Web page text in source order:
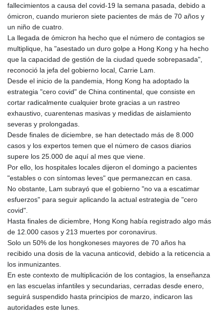
fallecimientos a causa del covid-19 la semana pasada, debido a
ómicron, cuando murieron siete pacientes de más de 70 años y
un niño de cuatro.
La llegada de ómicron ha hecho que el número de contagios se
multiplique, ha "asestado un duro golpe a Hong Kong y ha hecho
que la capacidad de gestión de la ciudad quede sobrepasada",
reconoció la jefa del gobierno local, Carrie Lam.
Desde el inicio de la pandemia, Hong Kong ha adoptado la
estrategia "cero covid" de China continental, que consiste en
cortar radicalmente cualquier brote gracias a un rastreo
exhaustivo, cuarentenas masivas y medidas de aislamiento
severas y prolongadas.
Desde finales de diciembre, se han detectado más de 8.000
casos y los expertos temen que el número de casos diarios
supere los 25.000 de aquí al mes que viene.
Por ello, los hospitales locales dijeron el domingo a pacientes
"estables o con síntomas leves" que permanezcan en casa.
No obstante, Lam subrayó que el gobierno "no va a escatimar
esfuerzos" para seguir aplicando la actual estrategia de "cero
covid".
Hasta finales de diciembre, Hong Kong había registrado algo más
de 12.000 casos y 213 muertes por coronavirus.
Solo un 50% de los hongkoneses mayores de 70 años ha
recibido una dosis de la vacuna anticovid, debido a la reticencia a
los inmunizantes.
En este contexto de multiplicación de los contagios, la enseñanza
en las escuelas infantiles y secundarias, cerradas desde enero,
seguirá suspendido hasta principios de marzo, indicaron las
autoridades este lunes.